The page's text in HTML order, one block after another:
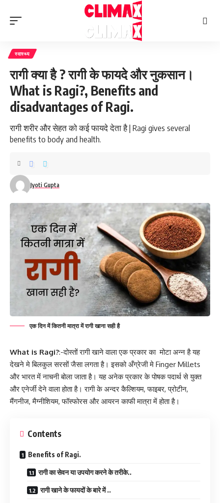
स्वास्थ्य
रागी क्या है ? रागी के फायदे और नुकसान।
What is Ragi?, Benefits and
disadvantages of Ragi.
रागी शरीर और सेहत को कई फायदे देता है | Ragi gives several
benefits to body and health.
Jyoti Gupta
एक दिन में कितनी मात्रा में रागी खाना सही है
What is Ragi?:-दोस्तों रागी खाने वाला एक प्रकार का मोटा अन्न है यह
देखने मे बिलकुल सरसों जैसा लगता है। इसको अँग्रेजी मे Finger Millets
और भारत में नाचनी बोला जाता है। यह अनेक प्रकार के पोषक पदार्थ से युक्त
और एनेर्जी देने वाला होता है। रागी के अन्दर कैल्शियम, फाइबर, प्रोटीन,
मैंगनीज, मैग्नीशियम, फॉस्फोरस और आयरन काफी मात्रा में होता है।
Contents
Benefits of Ragi.
रागी का सेवन या उपयोग करने के तरीके..
रागी खाने के फायदों के बारे में ..